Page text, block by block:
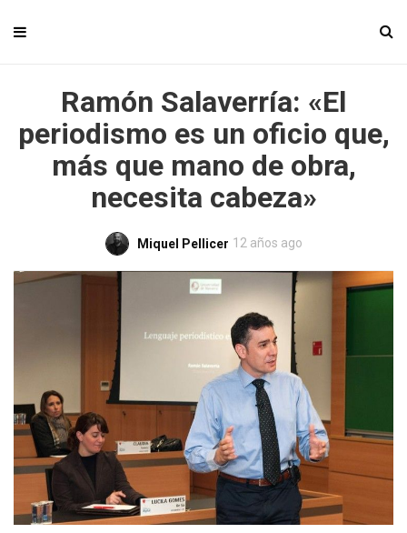
Ramón Salaverría: «El
periodismo es un oficio que,
más que mano de obra,
necesita cabeza»
Miquel Pellicer 12 años ago